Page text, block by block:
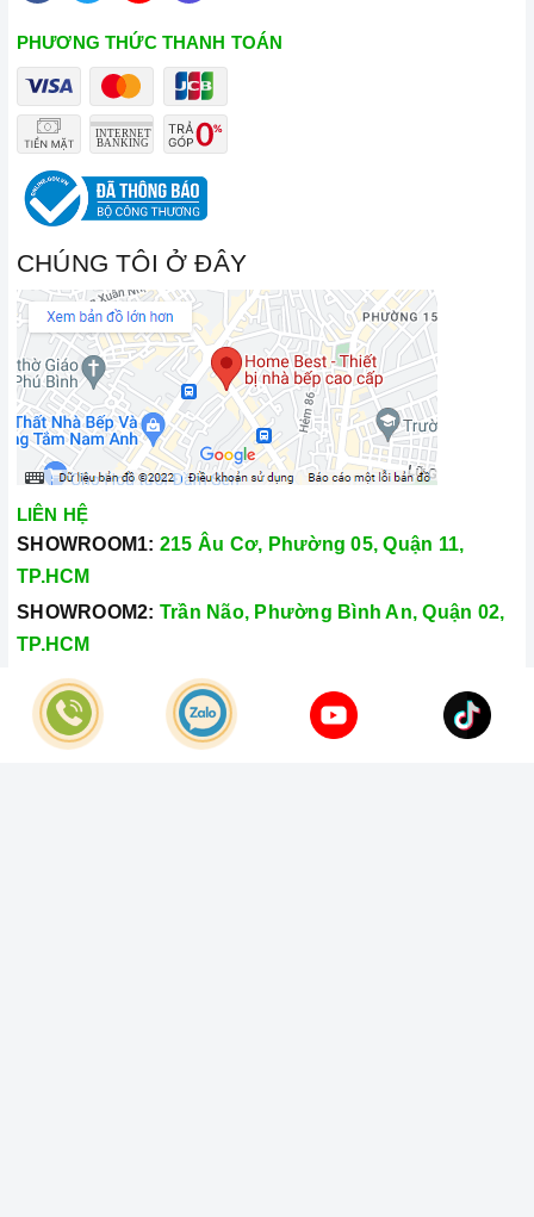
PHƯƠNG THỨC THANH TOÁN
CHÚNG TÔI Ở ĐÂY
LIÊN HỆ
SHOWROOM1: 215 Âu Cơ, Phường 05, Quận 11,
TP.HCM
SHOWROOM2: Trần Não, Phường Bình An, Quận 02,
TP.HCM
Hotline:
028.66.79.8989
Khiếu nại: 0933.800.899